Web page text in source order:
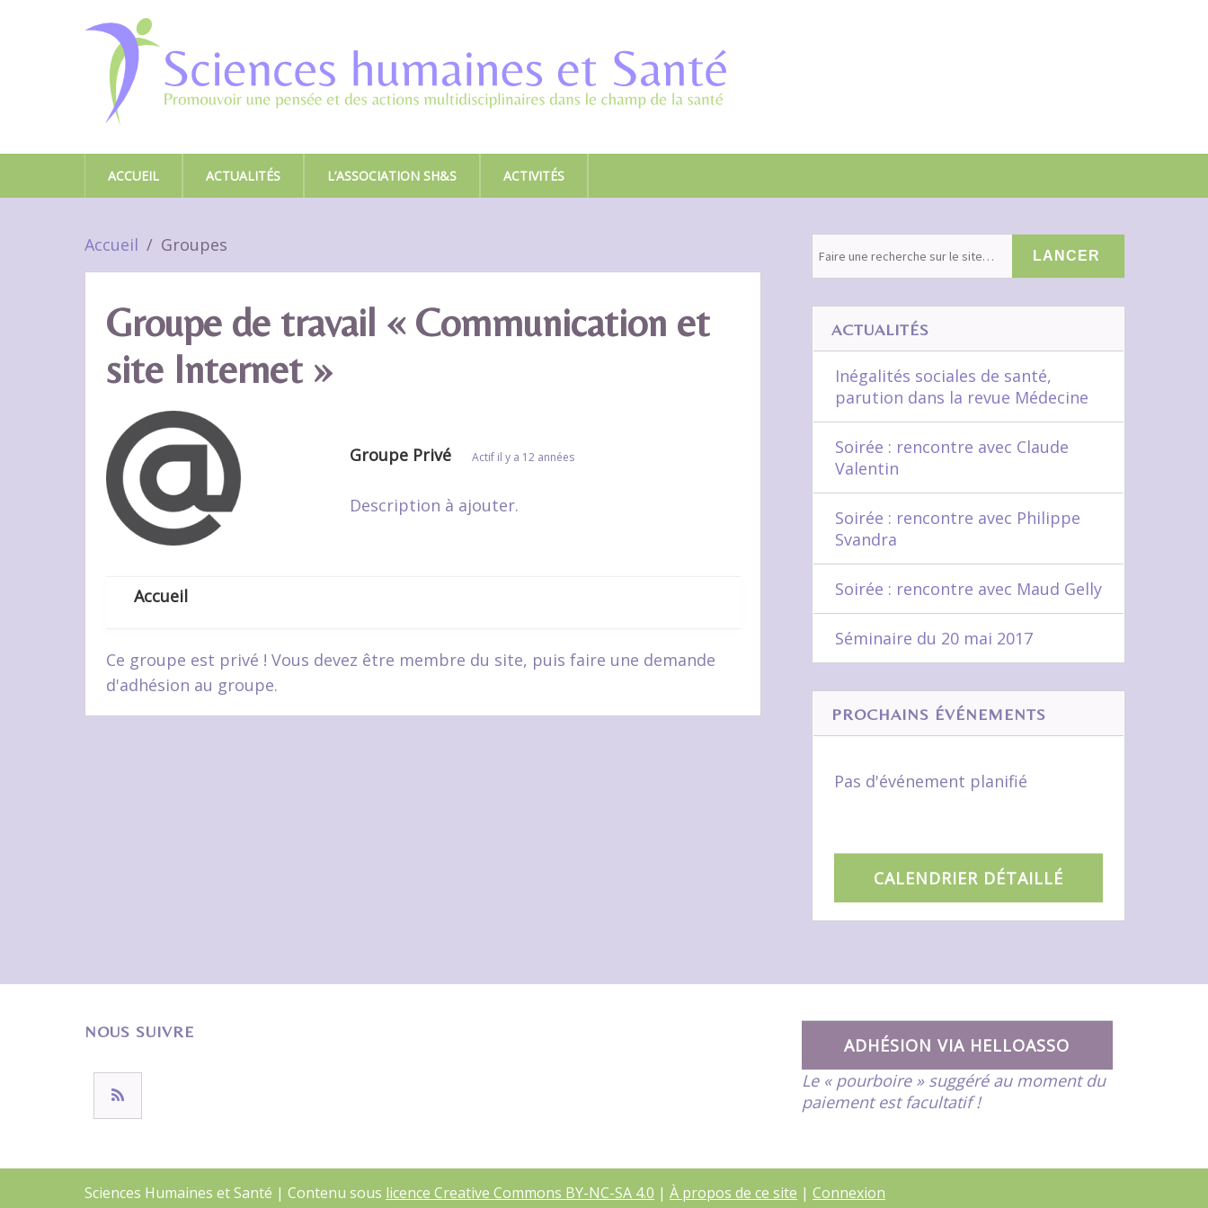
ACCUEIL ACTUALITÉS L’ASSOCIATION SH&S ACTIVITÉS
Accueil Groupes
Groupe de travail « Communication et
site Internet »
Groupe Privé Actif il y a 12 années
Description à ajouter.
Accueil
Ce groupe est privé ! Vous devez être membre du site, puis faire une demande
d'adhésion au groupe.
ACTUALITÉS
Inégalités sociales de santé,
parution dans la revue Médecine
Soirée : rencontre avec Claude
Valentin
Soirée : rencontre avec Philippe
Svandra
Soirée : rencontre avec Maud Gelly
Séminaire du 20 mai 2017
PROCHAINS ÉVÉNEMENTS
Pas d'événement planifié
CALENDRIER DÉTAILLÉ
NOUS SUIVRE
ADHÉSION VIA HELLOASSO
Le « pourboire » suggéré au moment du
paiement est facultatif !
Sciences Humaines et Santé | Contenu sous licence Creative Commons BY-NC-SA 4.0 |À propos de ce site |Connexion